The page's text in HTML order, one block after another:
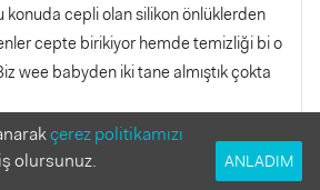
konuda cepli olan silikon önlüklerden
cepte birikiyor hemde temizliği bi o
wee babyden iki tane almıştık çokta
YANITLA
çerez politikamızı
olursunuz.
ANLADIM